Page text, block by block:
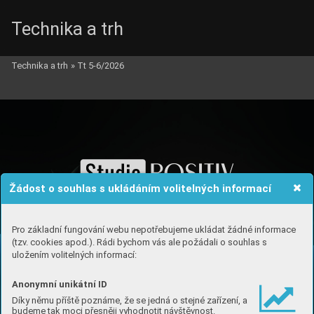
Žádost o souhlas s ukládáním volitelných informací
Pro základní fungování webu nepotřebujeme ukládat žádné informace
(tzv. cookies apod.). Rádi bychom vás ale požádali o souhlas s
uložením volitelných informací:
Anonymní unikátní ID
Díky němu příště poznáme, že se jedná o stejné zařízení, a
budeme tak moci přesněji vyhodnotit návštěvnost.
Technika a trh
Technika a trh » Tt 5-6/2026